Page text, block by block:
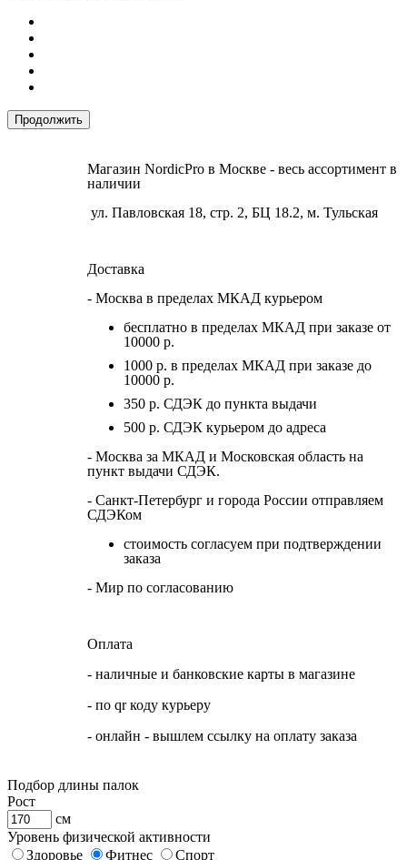
Продолжить
Магазин NordicPro в Москве - весь ассортимент в
наличии
ул. Павловская 18, стр. 2, БЦ 18.2, м. Тульская
Доставка
- Москва в пределах МКАД курьером
бесплатно в пределах МКАД при заказе от
10000 р.
1000 р. в пределах МКАД при заказе до
10000 р.
350 р. СДЭК до пункта выдачи
500 р. СДЭК курьером до адреса
- Москва за МКАД и Московская область на
пункт выдачи СДЭК.
- Санкт-Петербург и города России отправляем
СДЭКом
стоимость согласуем при подтверждении
заказа
- Мир по согласованию
Оплата
- наличные и банковские карты в магазине
- по qr коду курьеру
- онлайн - вышлем ссылку на оплату заказа
Подбор длины палок
Рост
см
Уровень физической активности
Здоровье
Фитнес Спорт